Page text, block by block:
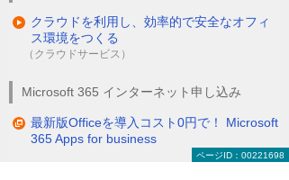
クラウドを利用し、効率的で安全なオフィ
ス環境をつくる
（クラウドサービス）
Microsoft 365 インターネット申し込み
最新版Officeを導入コスト0円で！ Microsoft
365 Apps for business
ページID：00221698